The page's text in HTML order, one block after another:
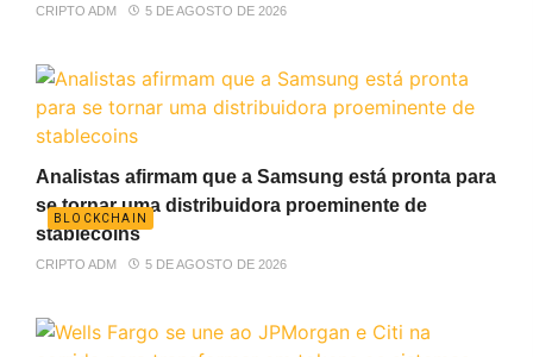
CRIPTO ADM 5 DE AGOSTO DE 2026
BLOCKCHAIN
Analistas afirmam que a Samsung está pronta para
se tornar uma distribuidora proeminente de
stablecoins
CRIPTO ADM 5 DE AGOSTO DE 2026